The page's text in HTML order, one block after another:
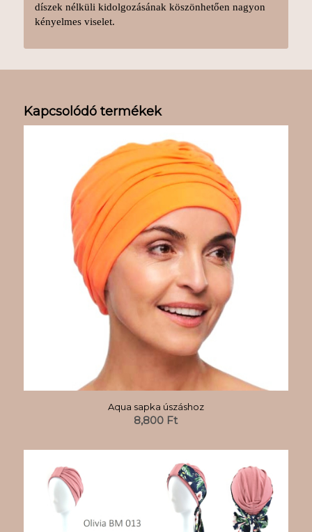
díszek nélküli kidolgozásának köszönhetően nagyon
kényelmes viselet.
Kapcsolódó termékek
Aqua sapka úszáshoz
8,800 Ft